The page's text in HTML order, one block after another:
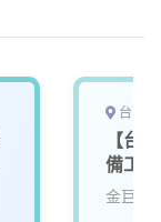
台南
【台
備工
金巨弘